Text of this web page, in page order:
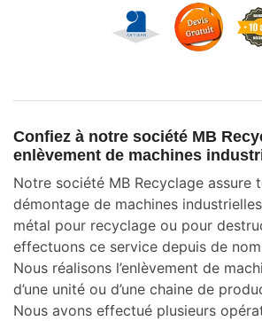
Confiez à notre société MB
enlèvement de machines
Notre société MB Recyclage assure
démontage de machines
métal pour recyclage ou pour
effectuons ce service depuis de
Nous réalisons l’enlèvement de
d’une unité ou d’une chaine de
Nous avons effectué plusieurs